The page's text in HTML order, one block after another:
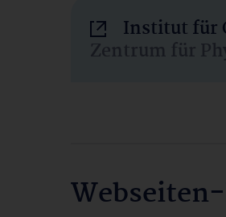
Institut für
Zentrum für